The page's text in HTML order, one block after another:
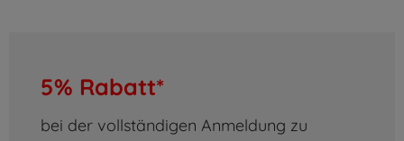
5% Rabatt*
bei der vollständigen Anmeldung zu